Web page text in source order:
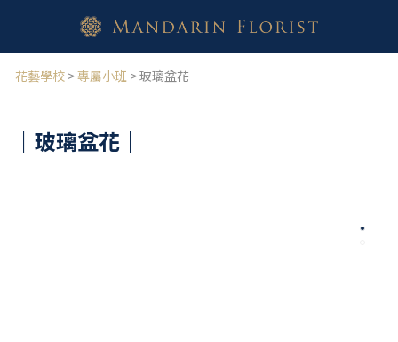
花藝學校 >專屬小班 > 玻璃盆花
｜玻璃盆花 ｜